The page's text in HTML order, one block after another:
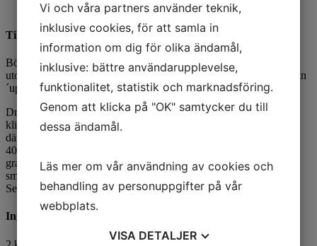
Antal portioner 40
Tillagningsanvisning
Börja med 1 msk livsmedelsfärg och mixa samtliga
utom thickn´up. Färgen på smeten skall vara lätt rosa. Tillsätt thickn
´up. Mixa till du har en slät tjock smet. Låt svälla cirka 15 minuter.
Dra ut plastfolie på bänken och klicka ut smet i mitten.
Du skall
klicka ut så pass mycket att du har tjockleken på en kassler. Rulla
därefter ihop till en tjock korv.
40% värme 105 grader i cirka 85 minuter, innertemperatur 80
grader.
Kyl ner och skär i lagom tjocka skivor. Styckfrys på
smörpapper och lägg därefter i en fryslåda och ta fram efterhand.
Servera i skivor, strimlor eller tärningar.
Ingredienser
Vi och våra partners använder teknik,
inklusive cookies, för att samla in
information om dig för olika ändamål,
inklusive: bättre användarupplevelse,
funktionalitet, statistik och marknadsföring.
Genom att klicka på "OK" samtycker du till
dessa ändamål.
Läs mer om vår användning av cookies och
behandling av personuppgifter på vår
webbplats.
VISA DETALJER